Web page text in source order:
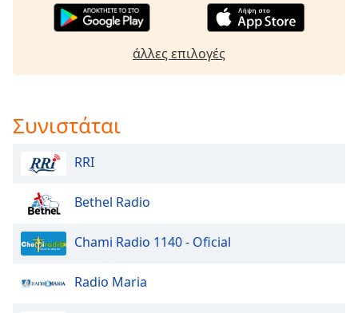
Background
Opacity
Font
Size
Edge
Style
Family
άλλες επιλογές
Συνιστάται
RRI
Bethel Radio
Chami Radio 1140 - Oficial
Radio Maria